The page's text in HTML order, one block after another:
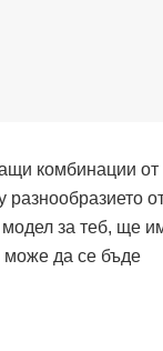
комбинации от
разнообразието
модел за теб, ще
може да се бъде